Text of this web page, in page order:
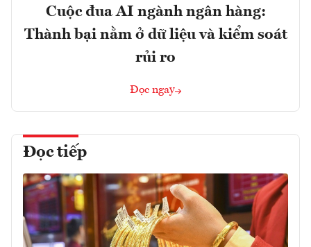
Cuộc đua AI ngành ngân hàng:
Thành bại nằm ở dữ liệu và kiểm soát
rủi ro
Đọc ngay
Đọc tiếp